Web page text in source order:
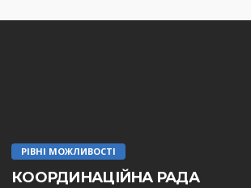
РІВНІ МОЖЛИВОСТІ
КООРДИНАЦІЙНА РАДА